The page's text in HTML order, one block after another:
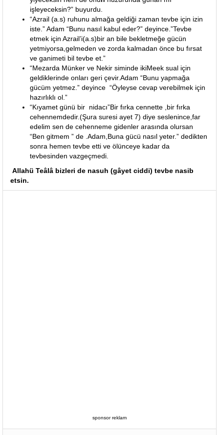
işleyeceksin?” buyurdu.
“Azrail (a.s) ruhunu almağa geldiği zaman tevbe için izin
iste.” Adam “Bunu nasıl kabul eder?” deyince.”Tevbe
etmek için Azrail’i(a.s)bir an bile bekletmeğe gücün
yetmiyorsa,gelmeden ve zorda kalmadan önce bu fırsat
ve ganimeti bil tevbe et.”
“Mezarda Münker ve Nekir siminde ikiMeek sual için
geldiklerinde onları geri çevir.Adam “Bunu yapmağa
gücüm yetmez.” deyince “Öyleyse cevap verebilmek için
hazırlıklı ol.”
“Kıyamet günü bir nidacı”Bir fırka cennette ,bir fırka
cehennemdedir.(Şura suresi ayet 7) diye seslenince,far
edelim sen de cehenneme gidenler arasında olursan
“Ben gitmem ” de .Adam,Buna gücü nasıl yeter.” dedikten
sonra hemen tevbe etti ve ölünceye kadar da
tevbesinden vazgeçmedi.
Allahü Teâlâ bizleri de nasuh (gâyet ciddi) tevbe nasib
etsin.
sponsor reklam